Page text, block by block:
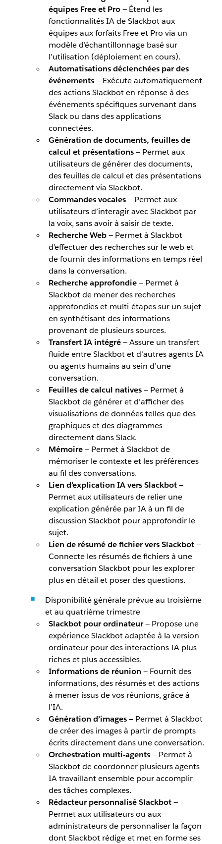
équipes Free et Pro— Étend les
fonctionnalités IA de Slackbot aux
équipes aux forfaits Free et Pro via un
modèle d’échantillonnage basé sur
l’utilisation (déploiement en cours).
Automatisations déclenchées par des
événements— Exécute automatiquement
des actions Slackbot en réponse à des
événements spécifiques survenant dans
Slack ou dans des applications
connectées.
Génération de documents, feuilles de
calcul et présentations— Permet aux
utilisateurs de générer des documents,
des feuilles de calcul et des présentations
directement via Slackbot.
Commandes vocales— Permet aux
utilisateurs d’interagir avec Slackbot par
la voix, sans avoir à saisir de texte.
Recherche Web— Permet à Slackbot
d’effectuer des recherches sur le web et
de fournir des informations en temps réel
dans la conversation.
Recherche approfondie— Permet à
Slackbot de mener des recherches
approfondies et multi-étapes sur un sujet
en synthétisant des informations
provenant de plusieurs sources.
Transfert IA intégré— Assure un transfert
fluide entre Slackbot et d’autres agents IA
ou agents humains au sein d’une
conversation.
Feuilles de calcul natives— Permet à
Slackbot de générer et d’afficher des
visualisations de données telles que des
graphiques et des diagrammes
directement dans Slack.
Mémoire— Permet à Slackbot de
mémoriser le contexte et les préférences
au fil des conversations.
Lien d’explication IA vers Slackbot—
Permet aux utilisateurs de relier une
explication générée par IA à un fil de
discussion Slackbot pour approfondir le
sujet.
Lien de résumé de fichier vers Slackbot—
Connecte les résumés de fichiers à une
conversation Slackbot pour les explorer
plus en détail et poser des questions.
Disponibilité générale prévue au troisième
et au quatrième trimestre
Slackbot pour ordinateur— Propose une
expérience Slackbot adaptée à la version
ordinateur pour des interactions IA plus
riches et plus accessibles.
Informations de réunion — Fournit des
informations, des résumés et des actions
à mener issus de vos réunions, grâce à
l’IA.
Génération d’images — Permet à Slackbot
de créer des images à partir de prompts
écrits directement dans une conversation.
Orchestration multi-agents— Permet à
Slackbot de coordonner plusieurs agents
IA travaillant ensemble pour accomplir
des tâches complexes.
Rédacteur personnalisé Slackbot—
Permet aux utilisateurs ou aux
administrateurs de personnaliser la façon
dont Slackbot rédige et met en forme ses